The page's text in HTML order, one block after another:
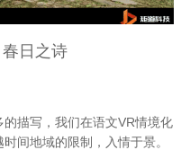
日之诗
描写，我们在语文VR情境化
间地域的限制，入情于景。